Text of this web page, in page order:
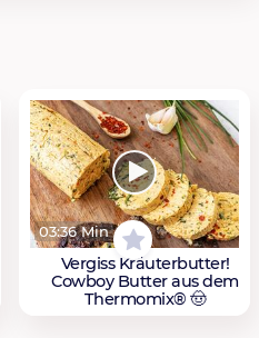
03:36 Min
Vergiss Kräuterbutter!
Cowboy Butter aus dem
Thermomix® 🤠